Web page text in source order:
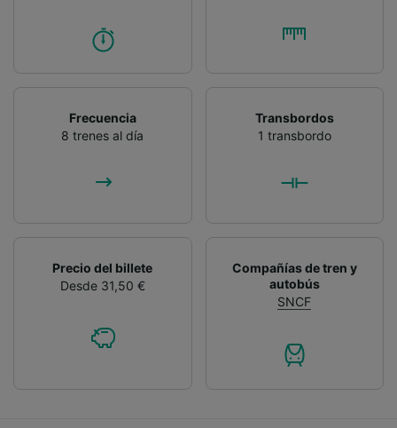
Frecuencia
8 trenes al día
Transbordos
1 transbordo
Precio del billete
Desde 31,50 €
Compañías de tren y
autobús
SNCF